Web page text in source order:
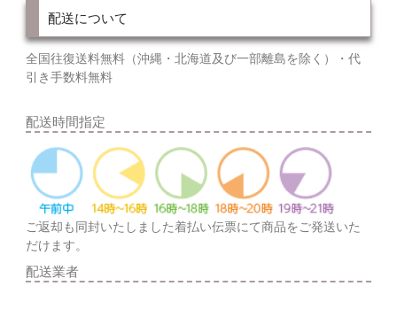
配送について
全国往復送料無料（沖縄・北海道及び一部離島を除く）・代
引き手数料無料
配送時間指定
ご返却も同封いたしました着払い伝票にて商品をご発送いた
だけます。
配送業者